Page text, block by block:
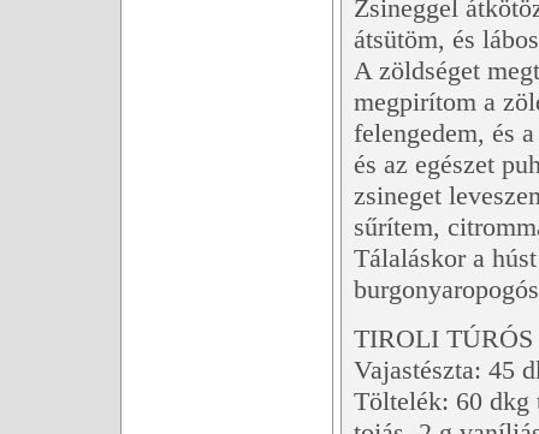
Zsineggel
átsütöm, és
A zöldséget
megpirítom a
felengedem, és
és az egészet
zsineget
sűrítem,
Tálaláskor a
TIROLI TÚRÓS
Vajastészta: 45
Töltelék: 60 dkg